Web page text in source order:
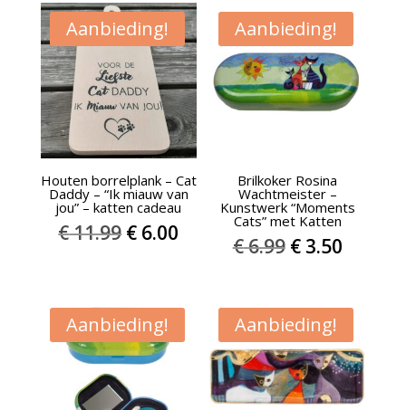
Aanbieding!
Houten borrelplank – Cat
Daddy – “Ik miauw van
jou” – katten cadeau
€11.99 Oorspronkelijke
€ 11.99.
€ 6.00 Huidige
€ 6.00.
Aanbieding!
Brilkoker Rosina
Wachtmeister –
Kunstwerk “Moments
Cats” met Katten
€6.99
€ 6.99.
€3.50
€ 3.50.
Aanbieding! Aanbieding!